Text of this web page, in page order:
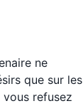
ne
que sur les
refusez